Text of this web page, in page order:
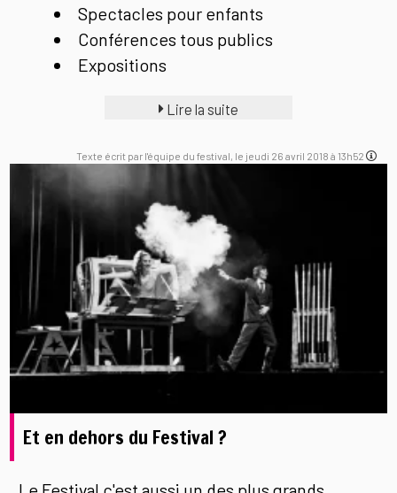
Spectacles pour enfants
Conférences tous publics
Expositions
Lire la suite
Texte écrit par l'équipe du festival, le jeudi 26 avril 2018 à 13h52
Et en dehors du Festival ?